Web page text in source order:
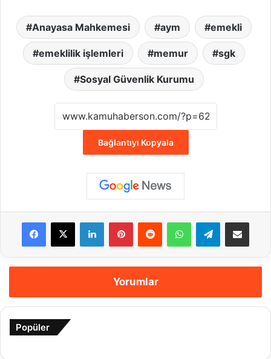
Anayasa Mahkemesi aym emekli
emeklilik işlemleri memur sgk
Sosyal Güvenlik Kurumu
Bağlantıyı Kopyala
Facebook
X LinkedInPinterestReddit WhatsAppTelegramE-Posta ile
Yorumlar
Popüler